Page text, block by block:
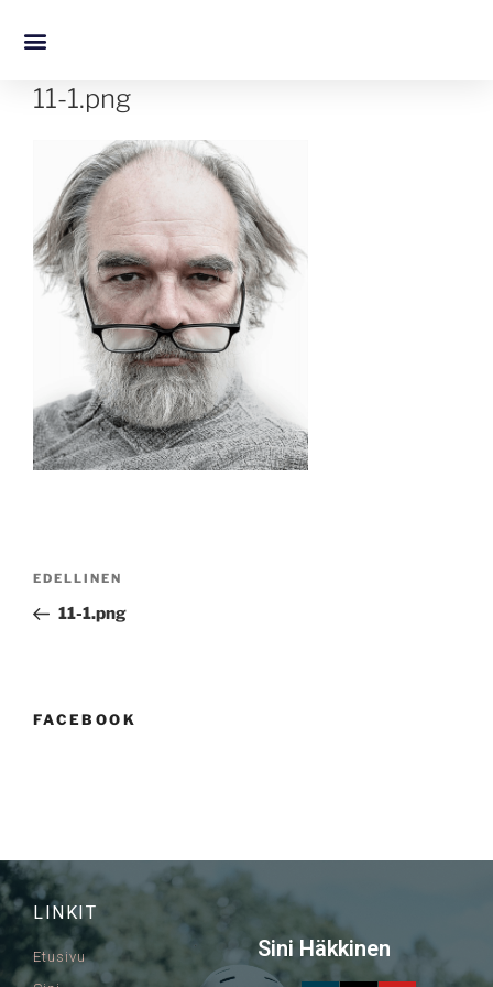
11-1.png
EDELLINEN
11-1.png
FACEBOOK
LINKIT
Etusivu
Sini Häkkinen